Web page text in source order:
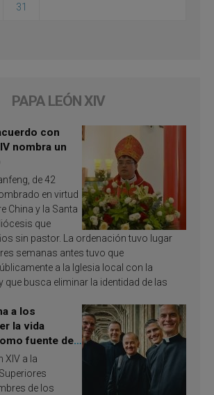
31
PAPA LEÓN XIV
con
nombra un
de 42
en virtud
China y la Santa
que
sin pastor. La ordenación tuvo lugar
semanas antes tuvo que
a la Iglesia local con la
que busca eliminar la identidad de las
a los
la vida
fuente de
XIV a la
de los